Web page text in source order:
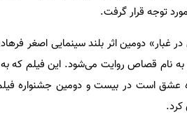
توجه قرار گرفت.
نام قصاص روایت می‌شود. این فیلم که به
عشق است در بیست و دومین جشنواره
کرد.